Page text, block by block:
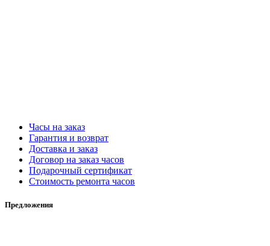
Часы на заказ
Гарантия и возврат
Доставка и заказ
Договор на заказ часов
Подарочный сертификат
Стоимость ремонта часов
Предложения